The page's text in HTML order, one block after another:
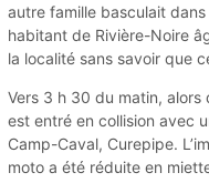
autre famille basculait
habitant de Rivière-Noire
la localité sans savoir que
Vers 3 h 30 du matin, alors
est entré en collision avec
Camp-Caval, Curepipe.
moto a été réduite en